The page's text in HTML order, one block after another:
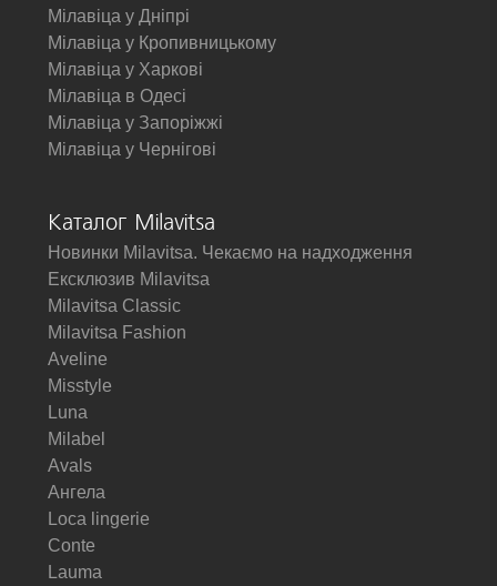
Мілавіца у Дніпрі
Мілавіца у Кропивницькому
Мілавіца у Харкові
Мілавіца в Одесі
Мілавіца у Запоріжжі
Мілавіца у Чернігові
Каталог Milavitsa
Новинки Milavitsa. Чекаємо на надходження
Ексклюзив Milavitsa
Milavitsa Classic
Milavitsa Fashion
Aveline
Misstyle
Luna
Milabel
Avals
Ангела
Loca lingerie
Conte
Lauma